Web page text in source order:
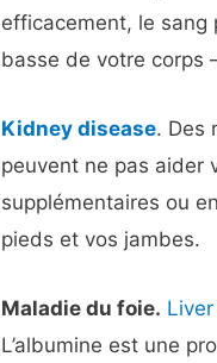
efficacement, le sang
basse de votre corps
Kidney disease. Des
peuvent ne pas aider
supplémentaires ou
pieds et vos jambes.
Maladie du foie.
L’albumine est une